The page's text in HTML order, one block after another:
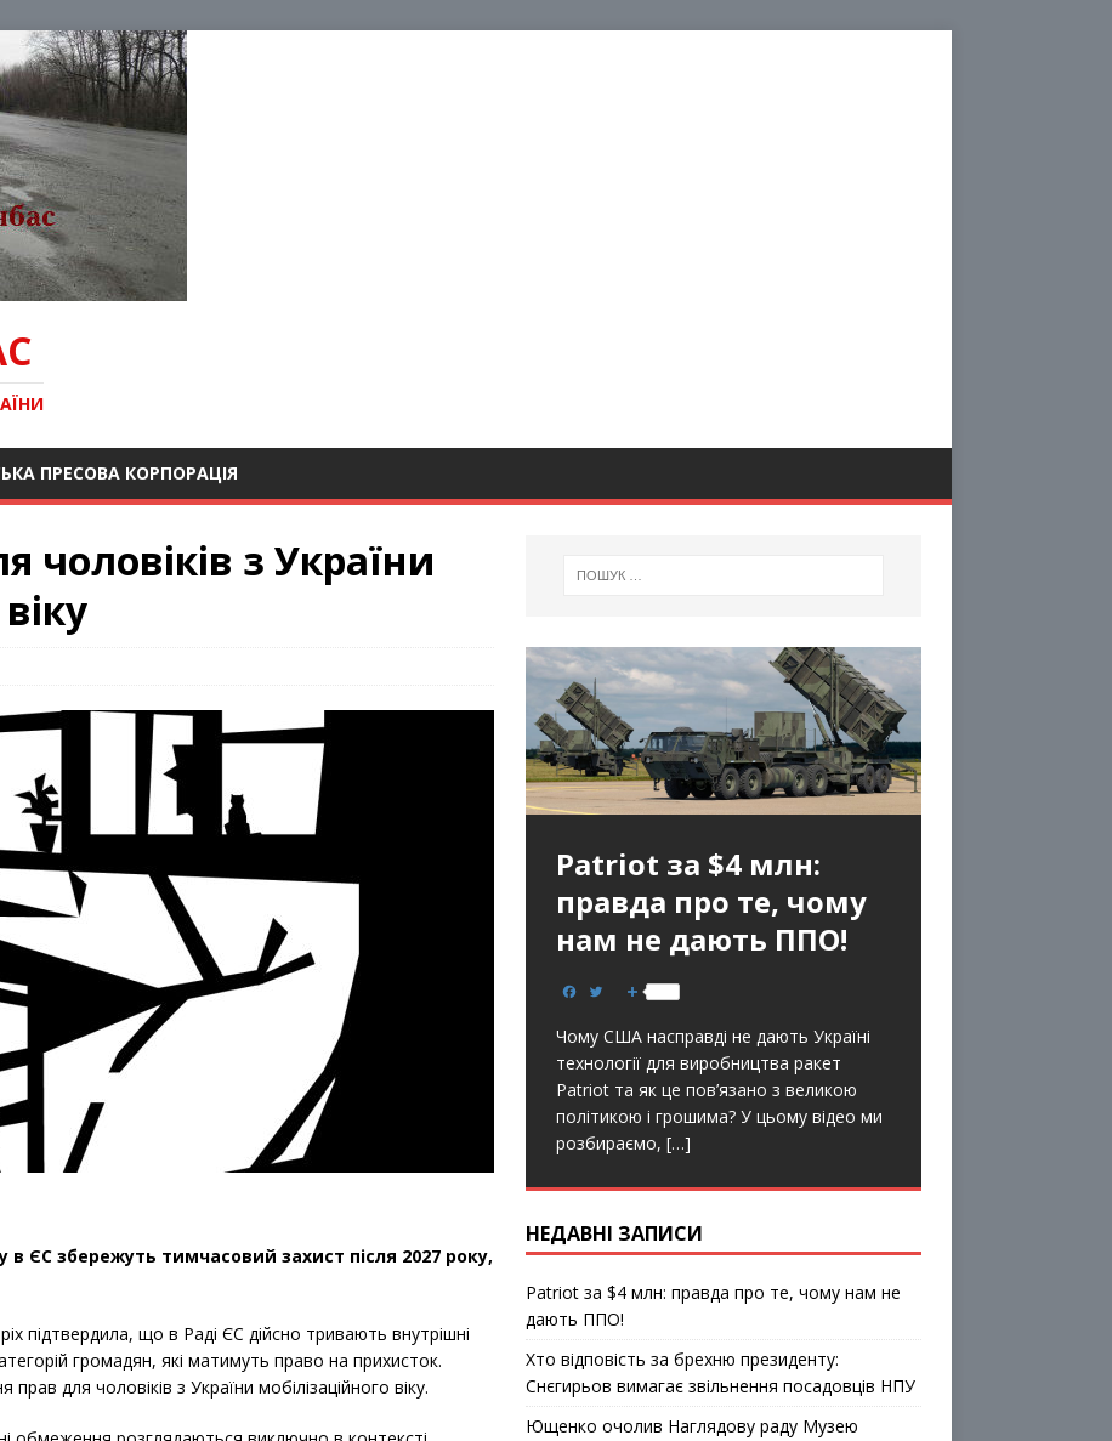
ПРЕСОВА КОРПОРАЦІЯ
чоловіків з України
в ЄС збережуть тимчасовий захист після 2027 року,
підтвердила, що в Раді ЄС дійсно тривають внутрішні
громадян, які матимуть право на прихисток.
для чоловіків з України мобілізаційного віку.
Patriot за $4 млн:
правда про те, чому
нам не дають ППО!
e
b
o
o
k
i
t
t
e
r
S
h
r
e
Чому США насправді не дають Україні
технології для виробництва ракет
Patriot та як це пов’язано з великою
політикою і грошима? У цьому відео ми
розбираємо, […]
НЕДАВНІ ЗАПИСИ
Patriot за $4 млн: правда про те, чому нам не
дають ППО!
Хто відповість за брехню президенту:
Снєгирьов вимагає звільнення посадовців НПУ
Ющенко очолив Наглядову раду Музею